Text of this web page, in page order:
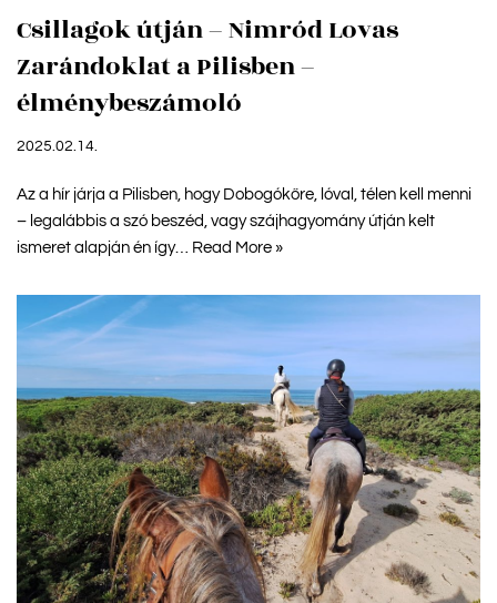
Csillagok útján – Nimród Lovas
Zarándoklat a Pilisben –
élménybeszámoló
2025.02.14.
Az a hír járja a Pilisben, hogy Dobogókőre, lóval, télen kell menni
– legalábbis a szó beszéd, vagy szájhagyomány útján kelt
ismeret alapján én így… Read More »